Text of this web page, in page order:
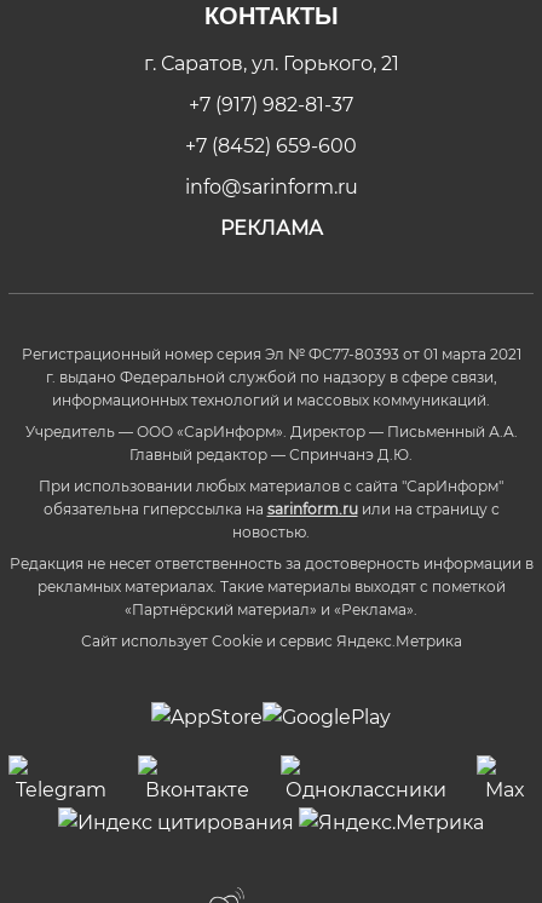
КОНТАКТЫ
г. Саратов, ул. Горького, 21
+7 (917) 982-81-37
+7 (8452) 659-600
info@sarinform.ru
РЕКЛАМА
Регистрационный номер серия Эл № ФС77-80393 от 01 марта 2021
г. выдано Федеральной службой по надзору в сфере связи,
информационных технологий и массовых коммуникаций.
Учредитель — ООО «СарИнформ». Директор — Письменный А.А.
Главный редактор — Спринчанэ Д.Ю.
При использовании любых материалов с сайта "СарИнформ"
обязательна гиперссылка на sarinform.ruили на страницу с
новостью.
Редакция не несет ответственность за достоверность информации в
рекламных материалах. Такие материалы выходят с пометкой
«Партнёрский материал» и «Реклама».
Сайт использует Cookie и сервиc Яндекс.Метрика